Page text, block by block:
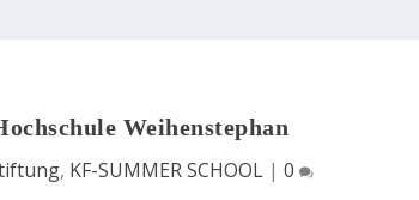
Weihenstephan
, KF-SUMMER SCHOOL| 0